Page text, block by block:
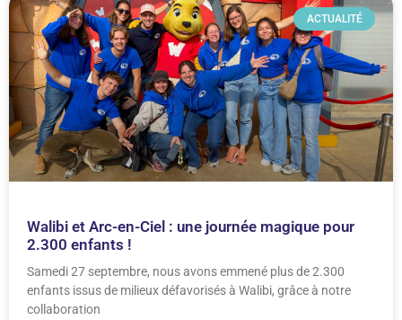
ACTUALITÉ
Walibi et Arc-en-Ciel : une journée magique pour
2.300 enfants !
Samedi 27 septembre, nous avons emmené plus de 2.300
enfants issus de milieux défavorisés à Walibi, grâce à notre
collaboration